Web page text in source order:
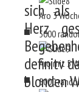
Aro 3
5000
Aro mit 5
5000
sich als
Herz
definitv
blonden